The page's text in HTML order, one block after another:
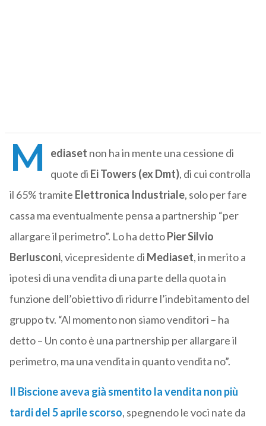
M ediaset non ha in mente una cessione di
quote di Ei Towers (ex Dmt), di cui controlla
il 65% tramite Elettronica Industriale, solo per fare
cassa ma eventualmente pensa a partnership “per
allargare il perimetro”. Lo ha dettoPier Silvio
Berlusconi, vicepresidente di Mediaset, in merito a
ipotesi di una vendita di una parte della quota in
funzione dell’obiettivo di ridurre l’indebitamento del
gruppo tv. “Al momento non siamo venditori – ha
detto – Un conto è una partnership per allargare il
perimetro, ma una vendita in quanto vendita no”.
Il Biscione aveva già smentito la vendita non più
tardi del 5 aprile scorso, spegnendo le voci nate da